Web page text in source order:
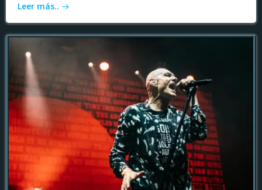
Leer más..